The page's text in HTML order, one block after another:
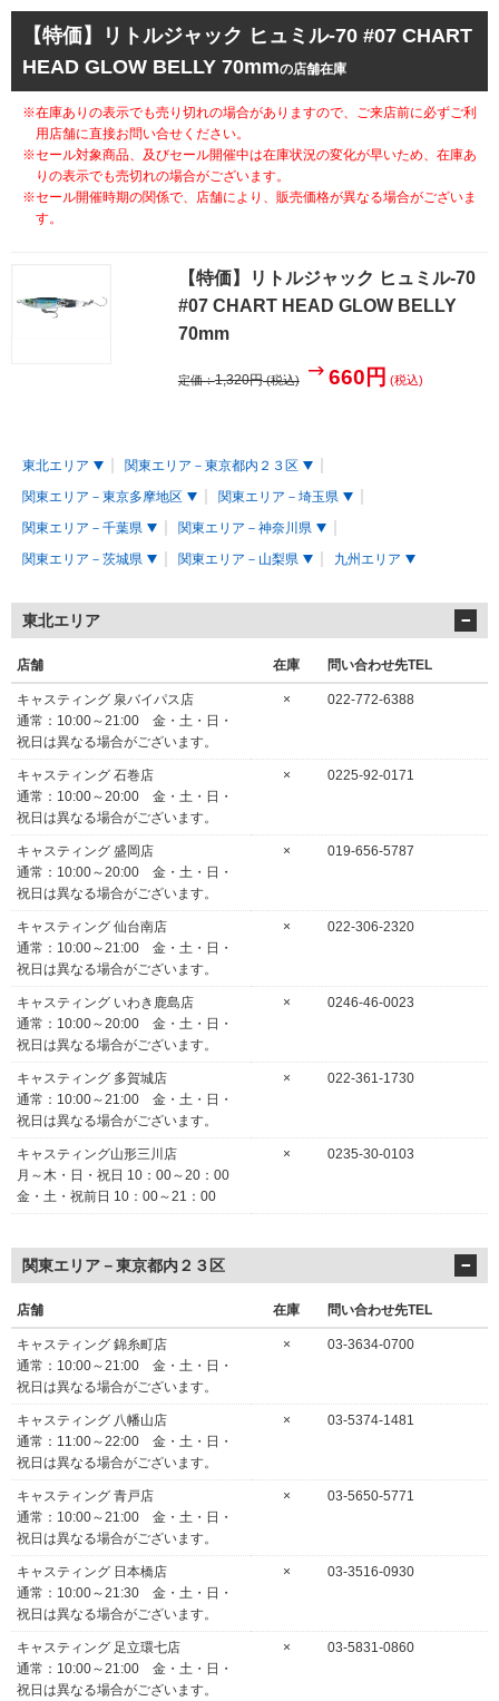
【特価】リトルジャック ヒュミル-70 #07 CHART
HEAD GLOW BELLY 70mmの店舗在庫
※在庫ありの表示でも売り切れの場合がありますので、ご来店前に必ずご利
用店舗に直接お問い合せください。
※セール対象商品、及びセール開催中は在庫状況の変化が早いため、在庫あ
りの表示でも売切れの場合がございます。
※セール開催時期の関係で、店舗により、販売価格が異なる場合がございま
す。
【特価】リトルジャック ヒュミル-70
#07 CHART HEAD GLOW BELLY
70mm
定価：1,320円(税込) 660円 (税込)
東北エリア
関東エリア－東京都内２３区
関東エリア－東京多摩地区
関東エリア－埼玉県
関東エリア－千葉県
関東エリア－神奈川県
関東エリア－茨城県
関東エリア－山梨県 九州エリア
東北エリア
店舗 在庫 問い合わせ先TEL
キャスティング 泉バイパス店
通常：10:00～21:00 金・土・日・
祝日は異なる場合がございます。
× 022-772-6388
キャスティング 石巻店
通常：10:00～20:00 金・土・日・
祝日は異なる場合がございます。
× 0225-92-0171
キャスティング 盛岡店
通常：10:00～20:00 金・土・日・
祝日は異なる場合がございます。
× 019-656-5787
キャスティング 仙台南店
通常：10:00～21:00 金・土・日・
祝日は異なる場合がございます。
× 022-306-2320
キャスティング いわき鹿島店
通常：10:00～20:00 金・土・日・
祝日は異なる場合がございます。
× 0246-46-0023
キャスティング 多賀城店
通常：10:00～21:00 金・土・日・
祝日は異なる場合がございます。
× 022-361-1730
キャスティング山形三川店
月～木・日・祝日 10：00～20：00
金・土・祝前日 10：00～21：00
× 0235-30-0103
関東エリア－東京都内２３区
店舗 在庫 問い合わせ先TEL
キャスティング 錦糸町店
通常：10:00～21:00 金・土・日・
祝日は異なる場合がございます。
× 03-3634-0700
キャスティング 八幡山店
通常：11:00～22:00 金・土・日・
祝日は異なる場合がございます。
× 03-5374-1481
キャスティング 青戸店
通常：10:00～21:00 金・土・日・
祝日は異なる場合がございます。
× 03-5650-5771
キャスティング 日本橋店
通常：10:00～21:30 金・土・日・
祝日は異なる場合がございます。
× 03-3516-0930
キャスティング 足立環七店
通常：10:00～21:00 金・土・日・
祝日は異なる場合がございます。
× 03-5831-0860